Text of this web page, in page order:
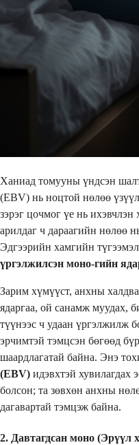
Ханиад томууны үндсэн
(EBV) нь ноцтой нөлөө
зэрэг цочмог үе нь
арилдаг ч дараагийн нөлөө
Эдгээрийн хамгийн
үргэлжилсэн моно-гийн
Зарим хүмүүст, анхны
ядаргаа, ой санамж муудах,
түүнээс ч удаан үргэлжилж
эрчимтэй тэмцсэн бөгөөд
шаардлагатай байна. Энэ
(EBV) идэвхтэй хувилагдах
болсон; та зөвхөн анхны
дагавартай тэмцэж байна.
2. Давтагдсан моно (Эрүүл